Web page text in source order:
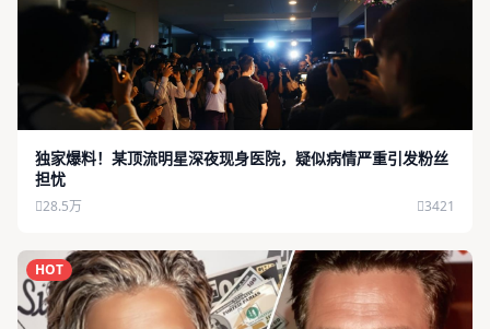
独家爆料！某顶流明星深夜现身医院，疑似病情严重引发粉丝
担忧
28.5万 3421
HOT